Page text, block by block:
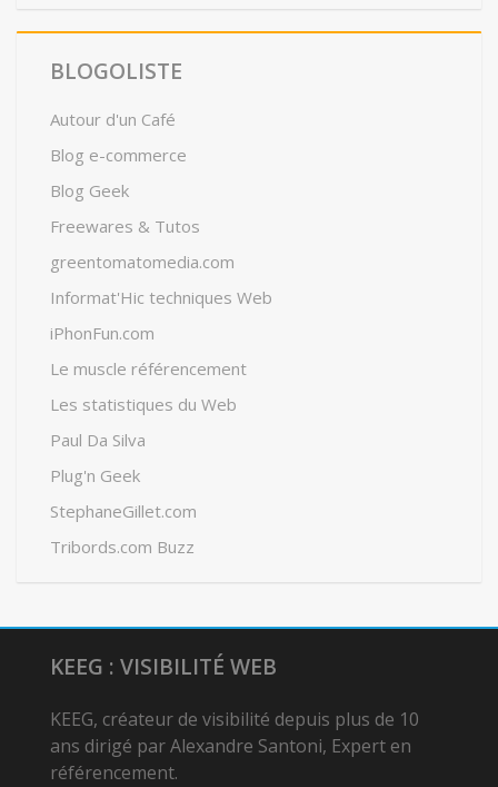
BLOGOLISTE
Autour d'un Café
Blog e-commerce
Blog Geek
Freewares & Tutos
greentomatomedia.com
Informat'Hic techniques Web
iPhonFun.com
Le muscle référencement
Les statistiques du Web
Paul Da Silva
Plug'n Geek
StephaneGillet.com
Tribords.com Buzz
KEEG : VISIBILITÉ WEB
KEEG, créateur de visibilité depuis plus de 10
ans dirigé par Alexandre Santoni, Expert en
référencement.